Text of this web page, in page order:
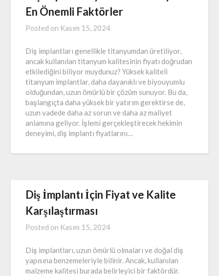
En Önemli Faktörler
Posted on Kasım 15, 2024
Diş implantları genellikle titanyumdan üretiliyor,
ancak kullanılan titanyum kalitesinin fiyatı doğrudan
etkilediğini biliyor muydunuz? Yüksek kaliteli
titanyum implantlar, daha dayanıklı ve biyouyumlu
olduğundan, uzun ömürlü bir çözüm sunuyor. Bu da,
başlangıçta daha yüksek bir yatırım gerektirse de,
uzun vadede daha az sorun ve daha az maliyet
anlamına geliyor. İşlemi gerçekleştirecek hekimin
deneyimi, diş implantı fiyatlarını…
Diş İmplantı İçin Fiyat ve Kalite
Karşılaştırması
Posted on Kasım 15, 2024
Diş implantları, uzun ömürlü olmaları ve doğal diş
yapısına benzemeleriyle bilinir. Ancak, kullanılan
malzeme kalitesi burada belirleyici bir faktördür.